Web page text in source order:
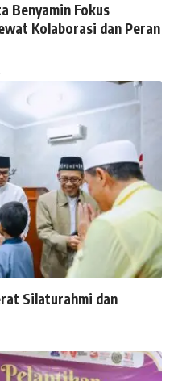
Benyamin Fokus
Kolaborasi dan Peran
Silaturahmi dan